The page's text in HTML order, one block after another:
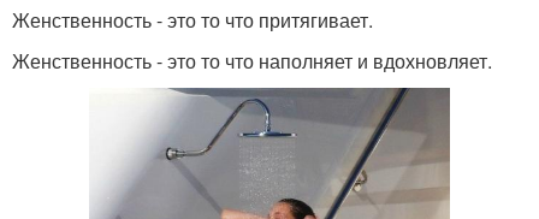
Женственность - это то что притягивает.
Женственность - это то что наполняет и вдохновляет.